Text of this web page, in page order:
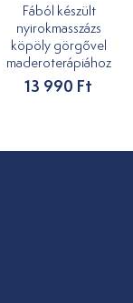
Fából készült
nyirokmasszázs
köpöly görgővel
maderoterápiához
13 990 Ft